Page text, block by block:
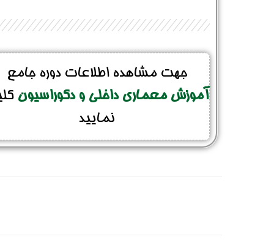
جهت مشاهده اطلاعات دوره جامع
آموزش معماری داخلی و دکوراسیون
نمایید